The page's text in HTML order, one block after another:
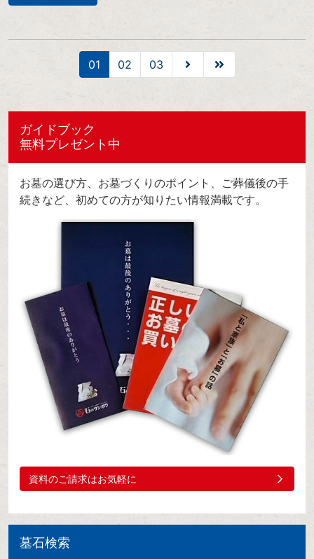
01 02 03
ガイドブック
無料プレゼント中
お墓の選び方、お墓づくりのポイント、ご葬儀後の手
続きなど、初めての方が知りたい情報満載です。
資料のご請求はお気軽に
墓石検索